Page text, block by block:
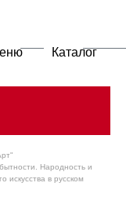
Каталог
Народность и
искусства в русском